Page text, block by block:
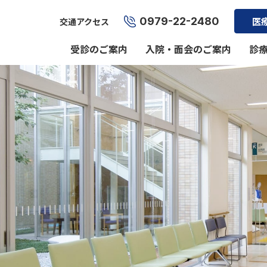
交通アクセス 0979-22-2480 医
受診のご案内 入院・面会のご案内 診